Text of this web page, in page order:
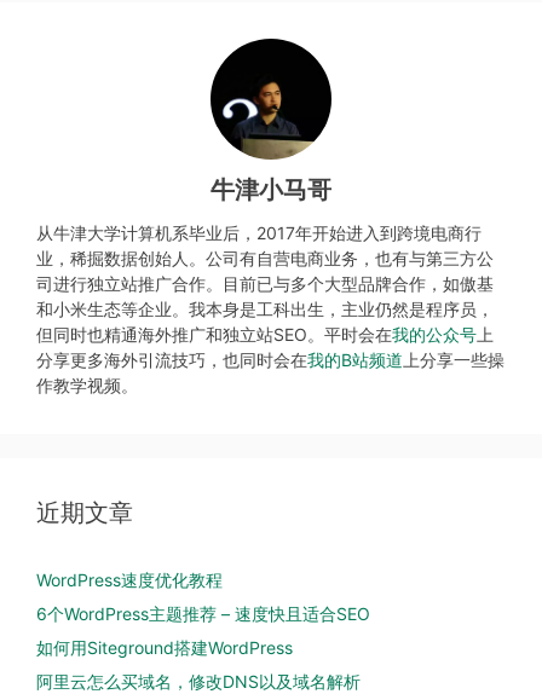
牛津小马哥
从牛津大学计算机系毕业后，2017年开始进入到跨境电商行
业，稀掘数据创始人。公司有自营电商业务，也有与第三方公
司进行独立站推广合作。目前已与多个大型品牌合作，如傲基
和小米生态等企业。我本身是工科出生，主业仍然是程序员，
但同时也精通海外推广和独立站SEO。平时会在我的公众号上
分享更多海外引流技巧，也同时会在我的B站频道上分享一些操
作教学视频。
近期文章
WordPress速度优化教程
6个WordPress主题推荐 – 速度快且适合SEO
如何用Siteground搭建WordPress
阿里云怎么买域名，修改DNS以及域名解析